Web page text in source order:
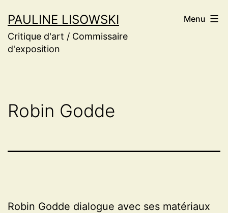
au
contenu
PAULINE LISOWSKI
Critique d'art / Commissaire
d'exposition
Menu
Robin Godde
Robin Godde dialogue avec ses matériaux